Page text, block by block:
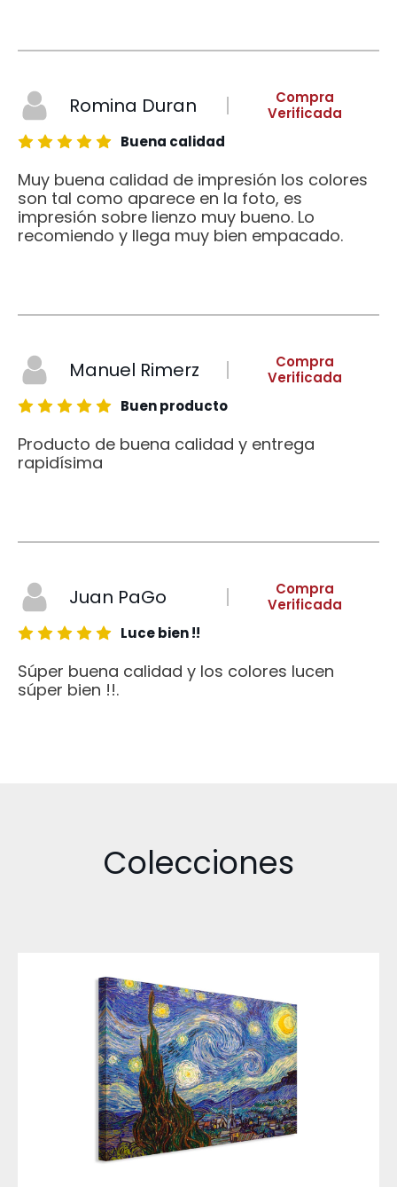
Romina Duran
Compra
Verificada
Buena calidad
Muy buena calidad de impresión los colores
son tal como aparece en la foto, es
impresión sobre lienzo muy bueno. Lo
recomiendo y llega muy bien empacado.
Manuel Rimerz
Compra
Verificada
Buen producto
Producto de buena calidad y entrega
rapidísima
Juan PaGo
Compra
Verificada
Luce bien !!
Súper buena calidad y los colores lucen
súper bien !!.
Colecciones